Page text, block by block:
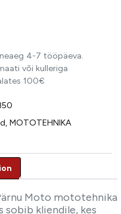
4-7 tööpäeva.
või kulleriga
100€
, MOTOTEHNIKA
Moto mototehnika
sobib kliendile, kes